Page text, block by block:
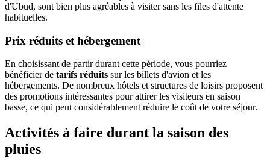
d'Ubud, sont bien plus agréables à visiter sans les files d'attente
habituelles.
Prix réduits et hébergement
En choisissant de partir durant cette période, vous pourriez
bénéficier de tarifs réduits sur les billets d'avion et les
hébergements. De nombreux hôtels et structures de loisirs proposent
des promotions intéressantes pour attirer les visiteurs en saison
basse, ce qui peut considérablement réduire le coût de votre séjour.
Activités à faire durant la saison des
pluies